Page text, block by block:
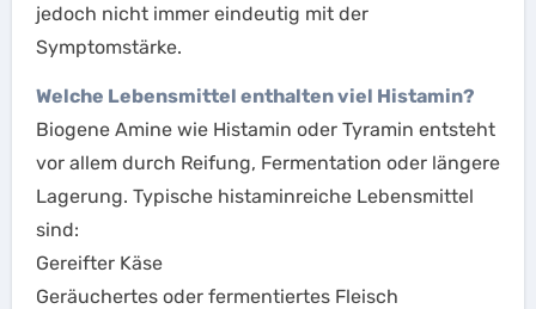
jedoch nicht immer eindeutig mit der
Symptomstärke.
Welche Lebensmittel enthalten viel Histamin?
Biogene Amine wie Histamin oder Tyramin entsteht
vor allem durch Reifung, Fermentation oder längere
Lagerung. Typische histaminreiche Lebensmittel
sind:
Gereifter Käse
Geräuchertes oder fermentiertes Fleisch